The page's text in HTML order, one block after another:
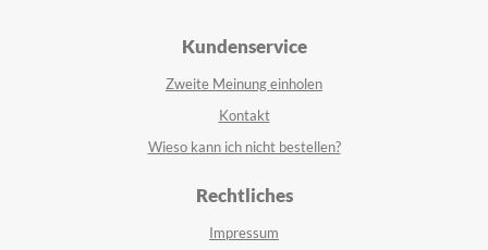
Kundenservice
Zweite Meinung einholen
Kontakt
Wieso kann ich nicht bestellen?
Rechtliches
Impressum